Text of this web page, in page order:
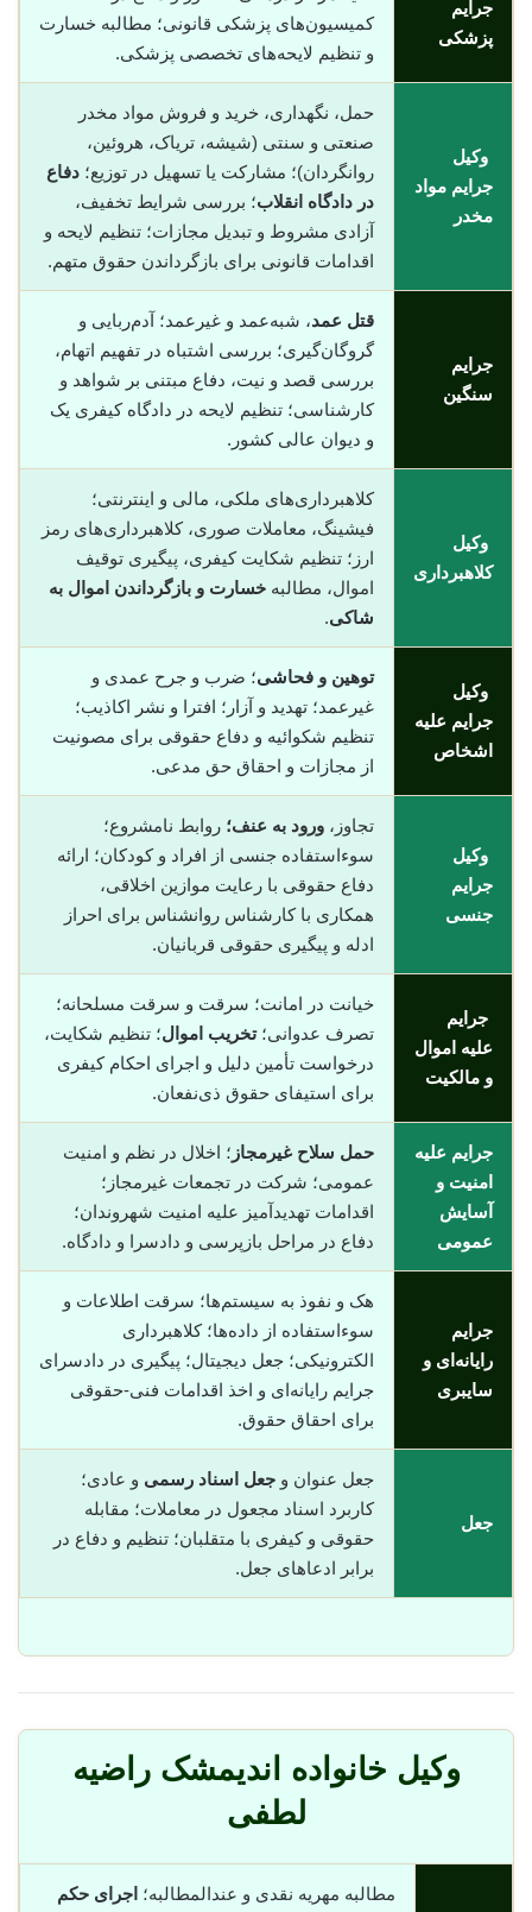
جرایم
پزشکی
کمیسیون‌های پزشکی قانونی؛ مطالبه خسارت
و تنظیم لایحه‌های تخصصی پزشکی.
وکیل
جرایم مواد
مخدر
حمل، نگهداری، خرید و فروش مواد مخدر
صنعتی و سنتی (شیشه، تریاک، هروئین،
روانگردان)؛ مشارکت یا تسهیل در توزیع؛ دفاع
در دادگاه انقلاب؛ بررسی شرایط تخفیف،
آزادی مشروط و تبدیل مجازات؛ تنظیم لایحه و
اقدامات قانونی برای بازگرداندن حقوق متهم.
جرایم
سنگین
قتل عمد، شبه‌عمد و غیرعمد؛ آدم‌ربایی و
گروگان‌گیری؛ بررسی اشتباه در تفهیم اتهام،
بررسی قصد و نیت، دفاع مبتنی بر شواهد و
کارشناسی؛ تنظیم لایحه در دادگاه کیفری یک
و دیوان عالی کشور.
وکیل
کلاهبرداری
کلاهبرداری‌های ملکی، مالی و اینترنتی؛
فیشینگ، معاملات صوری، کلاهبرداری‌های رمز
ارز؛ تنظیم شکایت کیفری، پیگیری توقیف
اموال، مطالبه خسارت و بازگرداندن اموال به
شاکی.
وکیل
جرایم علیه
اشخاص
توهین و فحاشی؛ ضرب و جرح عمدی و
غیرعمد؛ تهدید و آزار؛ افترا و نشر اکاذیب؛
تنظیم شکوائیه و دفاع حقوقی برای مصونیت
از مجازات و احقاق حق مدعی.
وکیل
جرایم
جنسی
تجاوز، ورود به عنف؛ روابط نامشروع؛
سوءاستفاده جنسی از افراد و کودکان؛ ارائه
دفاع حقوقی با رعایت موازین اخلاقی،
همکاری با کارشناس روانشناس برای احراز
ادله و پیگیری حقوقی قربانیان.
جرایم
علیه اموال
و مالکیت
خیانت در امانت؛ سرقت و سرقت مسلحانه؛
تصرف عدوانی؛تخریب اموال؛ تنظیم شکایت،
درخواست تأمین دلیل و اجرای احکام کیفری
برای استیفای حقوق ذی‌نفعان.
جرایم علیه
امنیت و
آسایش
عمومی
حمل سلاح غیرمجاز ؛ اخلال در نظم و امنیت
عمومی؛ شرکت در تجمعات غیرمجاز؛
اقدامات تهدیدآمیز علیه امنیت شهروندان؛
دفاع در مراحل بازپرسی و دادسرا و دادگاه.
جرایم
رایانه‌ای و
سایبری
هک و نفوذ به سیستم‌ها؛ سرقت اطلاعات و
سوء‌استفاده از داده‌ها؛ کلاهبرداری
الکترونیکی؛ جعل دیجیتال؛ پیگیری در دادسرای
جرایم رایانه‌ای و اخذ اقدامات فنی-حقوقی
برای احقاق حقوق.
جعل
جعل عنوان و جعل اسناد رسمی و عادی؛
کاربرد اسناد مجعول در معاملات؛ مقابله
حقوقی و کیفری با متقلبان؛ تنظیم و دفاع در
برابر ادعاهای جعل.
وکیل خانواده اندیمشک راضیه
لطفی
مطالبه مهریه نقدی و عندالمطالبه؛ اجرای حکم